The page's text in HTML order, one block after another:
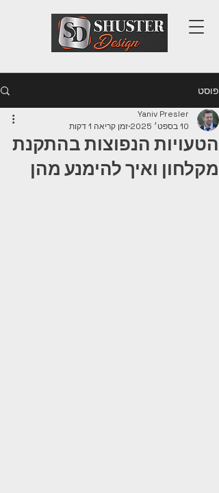
פוסט
הטעויות הנפוצות בהתקנת
מקלחון ואיך להימנע מהן
Yaniv Presler
10 בספט׳ 2025
זמן קריאה 1 דקות